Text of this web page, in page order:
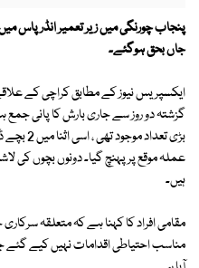
پنجاب چورنگی میں زیر تعمیر انڈر پاس
جاں بحق ہوگئے۔
ایکسپریس نیوز کے مطابق کراچی کے
گزشتہ دو روز سے جاری بارش کا پانی
بڑی
عملہ موقع پر پہنچ گیا۔ دونوں بچوں کی
ہیں۔
مقامی افراد کا کہنا ہے کہ متعلقہ
مناسب احتیاطی اقدامات نہیں کیے گئے